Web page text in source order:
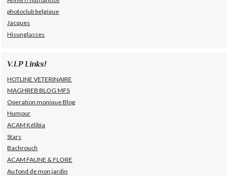
photoclub belgique
Jacques
Hisunglasses
V.I.P Links!
HOTLINE VETERINAIRE
MAGHREB BLOG MFS
Operation monique Blog
Humour
ACAM Kélibia
Stars
Bachrouch
ACAM FAUNE & FLORE
Au fond de mon jardin